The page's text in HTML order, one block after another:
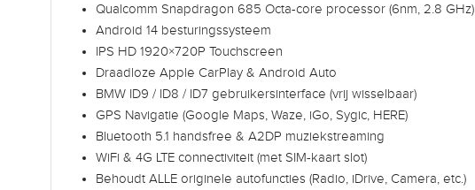
Qualcomm Snapdragon 685 Octa-core processor (6nm, 2.8 GHz)
Android 14 besturingssysteem
IPS HD 1920×720P Touchscreen
Draadloze Apple CarPlay & Android Auto
BMW ID9 / ID8 / ID7 gebruikersinterface (vrij wisselbaar)
GPS Navigatie (Google Maps, Waze, iGo, Sygic, HERE)
Bluetooth 5.1 handsfree & A2DP muziekstreaming
WiFi & 4G LTE connectiviteit (met SIM-kaart slot)
Behoudt ALLE originele autofuncties (Radio, iDrive, Camera, etc.)